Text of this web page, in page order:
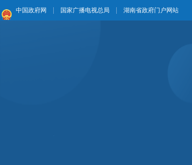
中国政府网 国家广播电视总局 湖南省政府门户网站